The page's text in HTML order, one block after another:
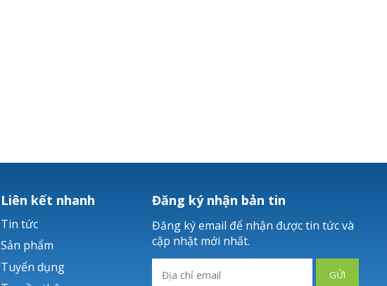
Liên kết nhanh
Tin tức
Sản phẩm
Tuyển dụng
Đăng ký nhận bản tin
Đăng ký email để nhận được tin tức và
cập nhật mới nhất.
GỬI